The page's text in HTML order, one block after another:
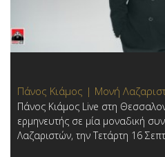
Πάνος Κιάμος | Μονή
Πάνος Κιάμος Live στη
ερμηνευτής σε μία μοναδική
Λαζαριστών, την Τετάρτη 16